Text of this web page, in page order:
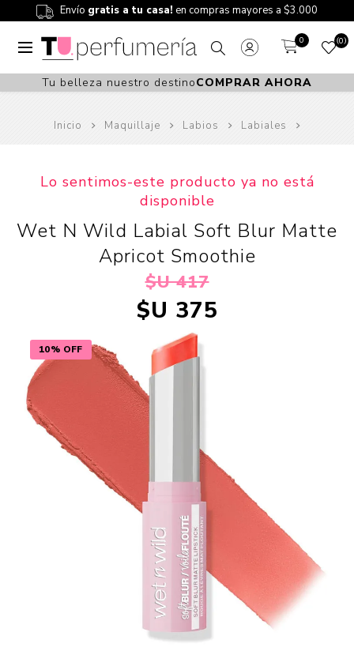
Envío gratis a tu casa! en compras mayores a $3.000
0 0
Tu belleza nuestro destinoCOMPRAR AHORA
Inicio Maquillaje Labios Labiales
10% OFF
Lo sentimos-este producto ya no está
disponible
Wet N Wild Labial Soft Blur Matte
Apricot Smoothie
$U 417
$U 375